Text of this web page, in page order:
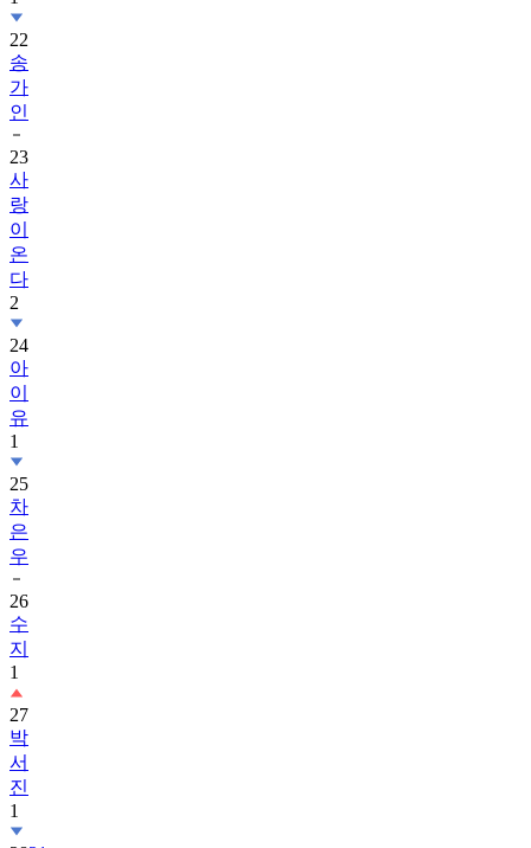
22
송
가
인
23
사
랑
이
온
다
2
24
아
이
유
1
25
차
은
우
26
수
지
1
27
박
서
진
1